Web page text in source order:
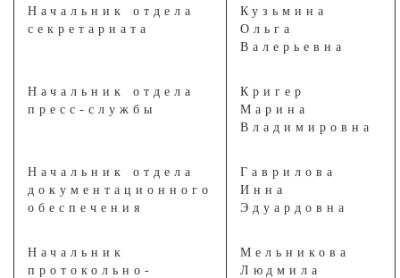
Начальник отдела
секретариата
Кузьмина
Ольга
Валерьевна
Начальник отдела
пресс-службы
Кригер
Марина
Владимировна
Начальник отдела
документационного
обеспечения
Гаврилова
Инна
Эдуардовна
Начальник
протокольно-
Мельникова
Людмила